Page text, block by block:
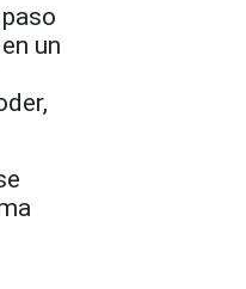
un